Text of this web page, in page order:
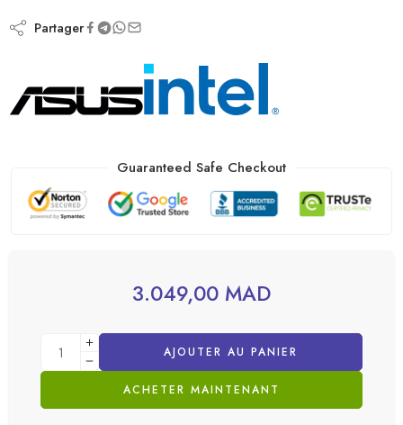
Partager
Guaranteed Safe Checkout
3.049,00 MAD
AJOUTER AU PANIER
ACHETER MAINTENANT